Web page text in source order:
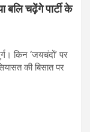
बलि चढ़ेंगे पार्टी के
किन ‘जयचंदों’ पर
की बिसात पर